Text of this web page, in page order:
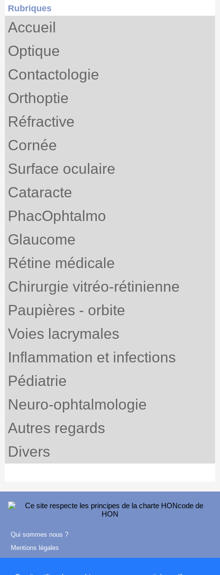
Rubriques
Accueil
Optique
Contactologie
Orthoptie
Réfractive
Cornée
Surface oculaire
Cataracte
PhacOphtalmo
Glaucome
Rétine médicale
Chirurgie vitréo-rétinienne
Paupières - orbite
Voies lacrymales
Inflammation et infections
Pédiatrie
Neuro-ophtalmologie
Autres regards
Divers
Qui sommes nous ?
Mentions légales